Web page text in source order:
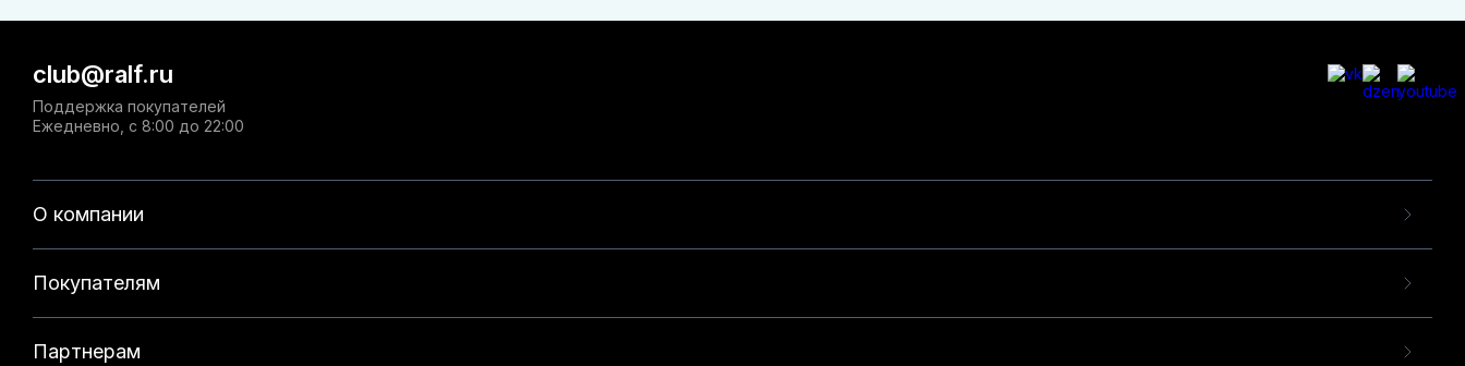
О компании
Покупателям
Партнерам
club@ralf.ru
Поддержка покупателей
Ежедневно, с 8:00 до 22:00